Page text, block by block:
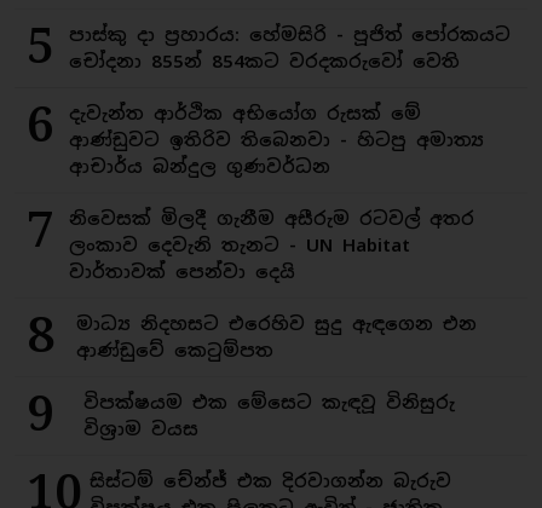
5
පාස්කු දා ප්‍රහාරය: හේමසිරි - පූජිත් පෝරකයට
චෝදනා 855න් 854කට වරදකරුවෝ වෙති
6
දැවැන්ත ආර්ථික අභියෝග රුසක් මේ
ආණ්ඩුවට ඉතිරිව තිබෙනවා - හිටපු අමාත්‍ය
ආචාර්ය බන්දුල ගුණවර්ධන
7
නිවෙසක් මිලදී ගැනීම අසීරුම රටවල් අතර
ලංකාව දෙවැනි තැනට - UN Habitat
වාර්තාවක් පෙන්වා දෙයි
8
මාධ්‍ය නිදහසට එරෙහිව සුදු ඇඳගෙන එන
ආණ්ඩුවේ කෙටුම්පත
9
විපක්ෂයම එක මේසෙට කැඳවූ විනිසුරු
විශ්‍රාම වයස
10 සිස්ටම් චේන්ජ් එක දිරවාගන්න බැරුව